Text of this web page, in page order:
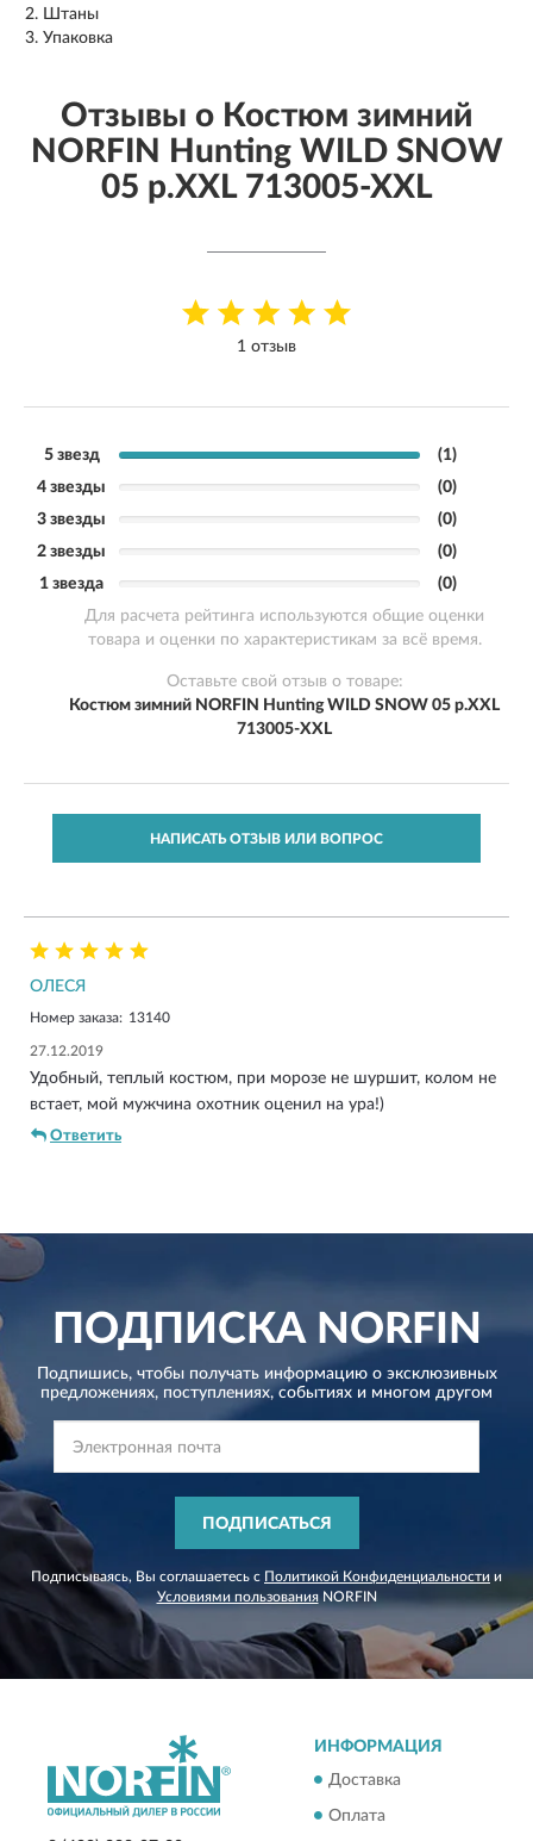
Штаны
Упаковка
Отзывы о Костюм зимний
NORFIN Hunting WILD SNOW
05 р.XXL 713005-XXL
1 отзыв
5 звезд
(1)
4 звезды
(0)
3 звезды
(0)
2 звезды
(0)
1 звезда
(0)
Для расчета рейтинга используются общие оценки
товара и оценки по характеристикам за всё время.
Оставьте свой отзыв о товаре:
Костюм зимний NORFIN Hunting WILD SNOW 05 р.XXL
713005-XXL
НАПИСАТЬ ОТЗЫВ ИЛИ ВОПРОС
ОЛЕСЯ
Номер заказа: 13140
27.12.2019
Удобный, теплый костюм, при морозе не шуршит, колом не
встает, мой мужчина охотник оценил на ура!)
Ответить
ПОДПИСКАNORFIN
Подпишись, чтобы получать информацию о эксклюзивных
предложениях, поступлениях, событиях и многом другом
ПОДПИСАТЬСЯ
Подписываясь, Вы соглашаетесь с Политикой Конфиденциальности и
Условиями пользованияNORFIN
ИНФОРМАЦИЯ
Доставка
Оплата